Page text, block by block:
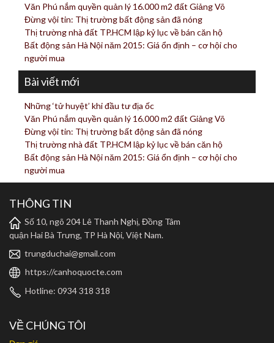
Văn Phú nắm quyền quản lý 16.000 m2 đất Giảng Võ
Đừng vội tin: Thị trường bất động sản đã nóng
Thị trường nhà đất TP.HCM lập kỷ lục về bán căn hộ
Bất động sản Hà Nội năm 2015: Giá ổn định – cơ hội cho
người mua
Bài viết mới
Những ‘tử huyệt’ khi đầu tư địa ốc
Văn Phú nắm quyền quản lý 16.000 m2 đất Giảng Võ
Đừng vội tin: Thị trường bất động sản đã nóng
Thị trường nhà đất TP.HCM lập kỷ lục về bán căn hộ
Bất động sản Hà Nội năm 2015: Giá ổn định – cơ hội cho
người mua
THÔNG TIN
Số 10, ngõ 204 Lê Thanh Nghị, Đồng Tâm
quận Hai Bà Trưng, TP Hà Nội, Việt Nam.
trungduchai@gmail.com
https://canhoquocte.com
Hotline: 0934 318 318
VỀ CHÚNG TÔI